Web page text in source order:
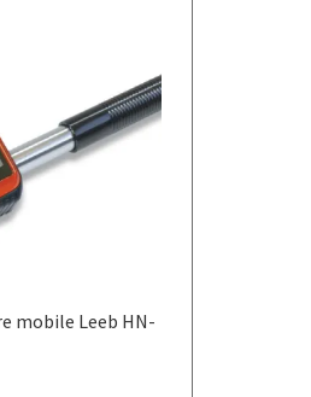
options
peuvent
produit
mobile Leeb HN-